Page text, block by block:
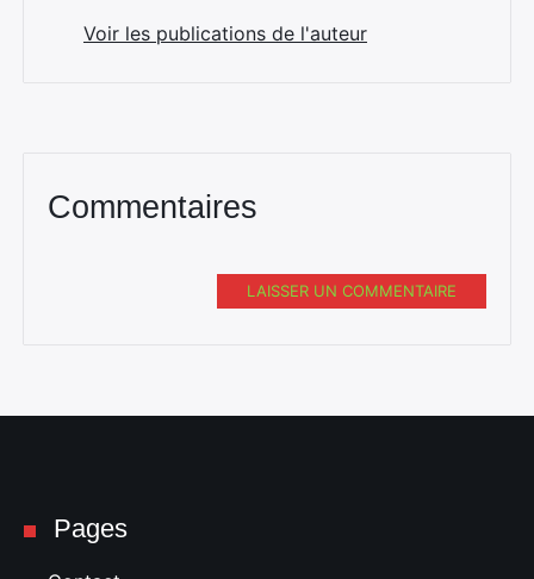
Voir les publications de l'auteur
Commentaires
LAISSER UN COMMENTAIRE
Pages